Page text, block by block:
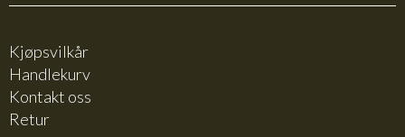
Kjøpsvilkår
Handlekurv
Kontakt oss
Retur